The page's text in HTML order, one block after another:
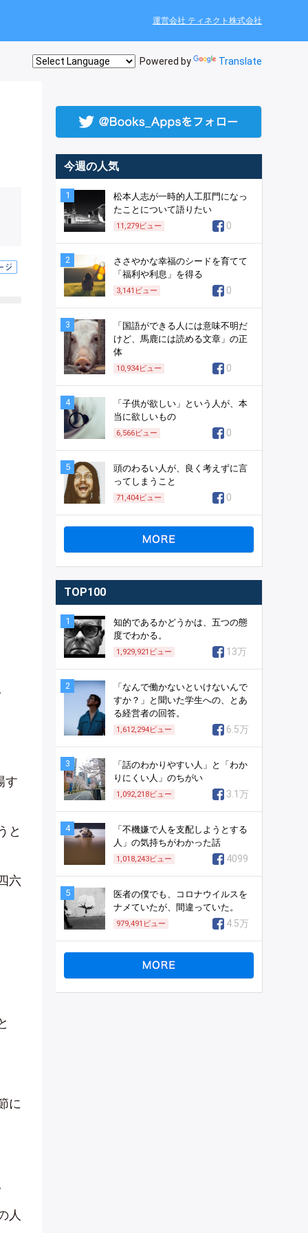
運営会社 ティネクト株式会社
Powered by Translate
す
と
六
に
人
今週の人気
1
松本人志が一時的人工肛門になっ
たことについて語りたい
11,279ビュー 0
2
ささやかな幸福のシードを育てて
「福利や利息」を得る
3,141 ビュー 0
3
「国語ができる人には意味不明だ
けど、馬鹿には読める文章」の正
体
10,934ビュー 0
4
「子供が欲しい」という人が、本
当に欲しいもの
6,566ビュー 0
5
頭のわるい人が、良く考えずに言
ってしまうこと
71,404ビュー 0
TOP100
1
知的であるかどうかは、五つの態
度でわかる。
1,929,921 ビュー 13万
2
「なんで働かないといけないんで
すか？」と聞いた学生への、とあ
る経営者の回答。
1,612,294ビュー 6.5万
3
「話のわかりやすい人」と「わか
りにくい人」のちがい
1,092,218ビュー 3.1万
4
「不機嫌で人を支配しようとする
人」の気持ちがわかった話
1,018,243ビュー 4099
5
医者の僕でも、コロナウイルスを
ナメていたが、間違っていた。
979,491 ビュー 4.5万